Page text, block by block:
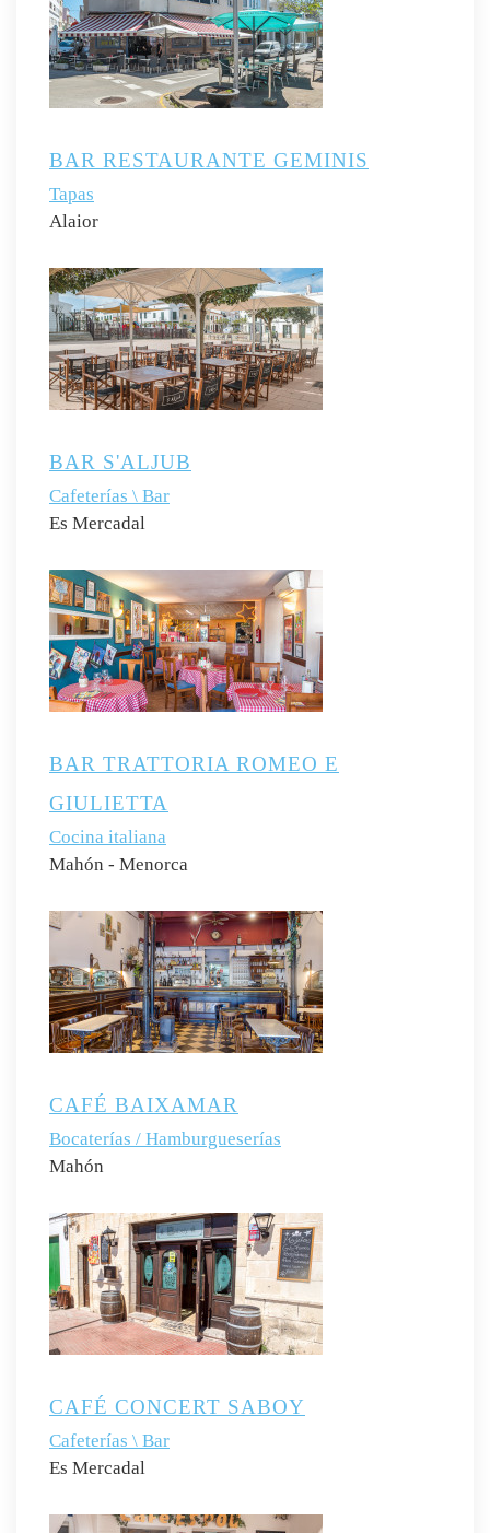
BAR RESTAURANTE GEMINIS
Tapas
Alaior
BAR S'ALJUB
Cafeterías \ Bar
Es Mercadal
BAR TRATTORIA ROMEO E
GIULIETTA
Cocina italiana
Mahón - Menorca
CAFÉ BAIXAMAR
Bocaterías / Hamburgueserías
Mahón
CAFÉ CONCERT SABOY
Cafeterías \ Bar
Es Mercadal